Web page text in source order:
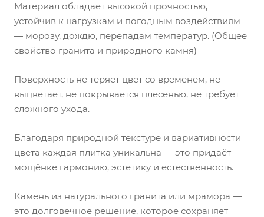
Материал обладает высокой прочностью,
устойчив к нагрузкам и погодным воздействиям
— морозу, дождю, перепадам температур. (Общее
свойство гранита и природного камня)
Поверхность не теряет цвет со временем, не
выцветает, не покрывается плесенью, не требует
сложного ухода.
Благодаря природной текстуре и вариативности
цвета каждая плитка уникальна — это придаёт
мощёнке гармонию, эстетику и естественность.
Камень из натурального гранита или мрамора —
это долговечное решение, которое сохраняет